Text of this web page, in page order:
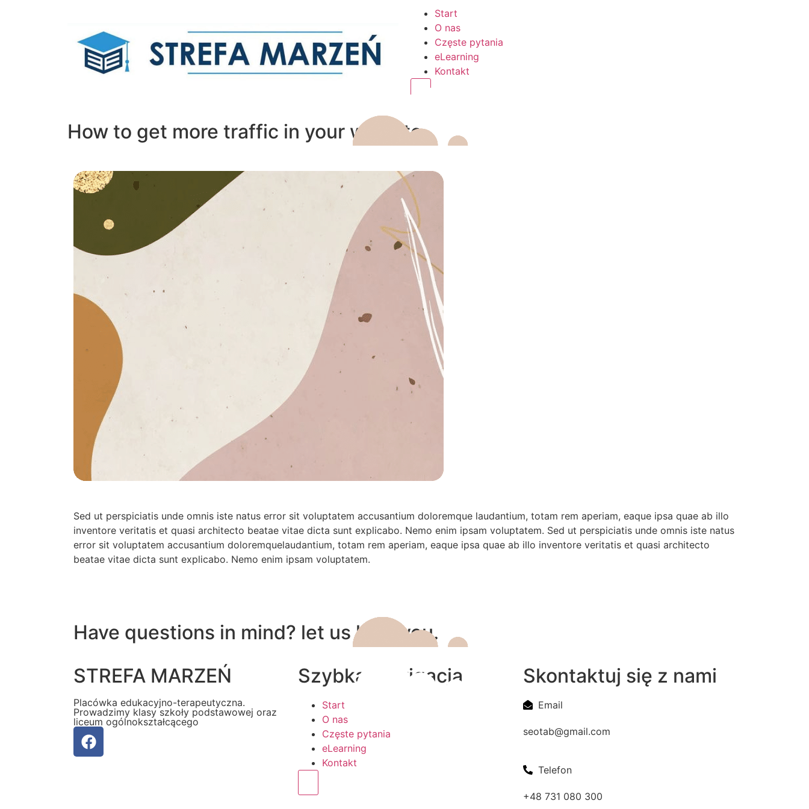
Start
O nas
Częste pytania
eLearning
Kontakt
Humberger Toggle Menu
How to get more traffic in your website
Sed ut perspiciatis unde omnis iste natus error sit voluptatem accusantium doloremque laudantium, totam rem aperiam, eaque ipsa quae ab illo
inventore veritatis et quasi architecto beatae vitae dicta sunt explicabo. Nemo enim ipsam voluptatem. Sed ut perspiciatis unde omnis iste natus
error sit voluptatem accusantium doloremquelaudantium, totam rem aperiam, eaque ipsa quae ab illo inventore veritatis et quasi architecto
beatae vitae dicta sunt explicabo. Nemo enim ipsam voluptatem.
Have questions in mind? let us help you.
STREFA MARZEŃ
Placówka edukacyjno-terapeutyczna.
Prowadzimy klasy szkoły podstawowej oraz
liceum ogólnokształcącego
Szybka nawigacja
Start
O nas
Częste pytania
eLearning
Kontakt
Skontaktuj się z nami
Email
seotab@gmail.com
Telefon
+48 731 080 300